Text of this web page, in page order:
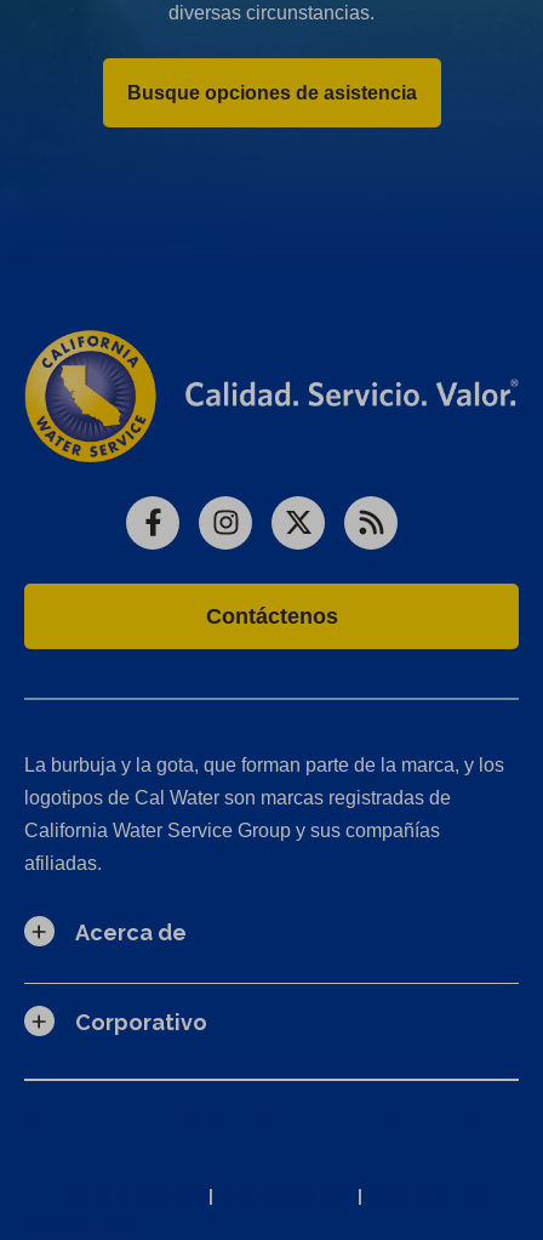
diversas circunstancias.
Busque opciones de asistencia
FacebookInstagram
X RSS
Contáctenos
La burbuja y la gota, que forman parte de la marca, y los
logotipos de Cal Water son marcas registradas de
California Water Service Group y sus compañías
afiliadas.
Acerca de
Corporativo
| |